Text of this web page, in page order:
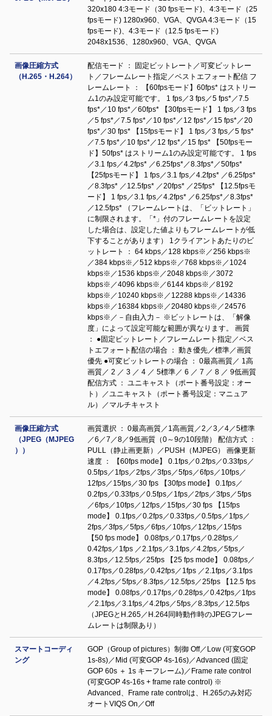
320x180 4:3モード（30 fpsモード)、4:3モード（25
fpsモード) 1280x960、VGA、QVGA 4:3モード（15
fpsモード)、4:3モード（12.5 fpsモード)
2048x1536、1280x960、VGA、QVGA
画像圧縮方式
（H.265・H.264）
配信モード ： 固定ビットレート／可変ビットレー
ト／フレームレート指定／ベストエフォート配信 フ
レームレート ： 【60fpsモード】60fps* はストリー
ム1のみ設定可能です。 1 fps／3 fps／5 fps*／7.5
fps*／10 fps*／60fps* 【30fpsモード】 1 fps／3 fps
／5 fps*／7.5 fps*／10 fps*／12 fps*／15 fps*／20
fps*／30 fps* 【15fpsモード】 1 fps／3 fps／5 fps*
／7.5 fps*／10 fps*／12 fps*／15 fps* 【50fpsモー
ド】50fps* はストリーム1のみ設定可能です。 1 fps
／3.1 fps／4.2fps* ／6.25fps*／8.3fps*／50fps*
【25fpsモード】 1 fps／3.1 fps／4.2fps* ／6.25fps*
／8.3fps* ／12.5fps* ／20fps* ／25fps* 【12.5fpsモ
ード】 1 fps／3.1 fps／4.2fps* ／6.25fps*／8.3fps*
／12.5fps* （フレームレートは、「ビットレート」
に制限されます。「*」付のフレームレートを設定
した場合は、設定した値よりもフレームレートが低
下することがあります） 1クライアントあたりのビ
ットレート ： 64 kbps／128 kbps※／256 kbps※
／384 kbps※／512 kbps※／768 kbps※／1024
kbps※／1536 kbps※／2048 kbps※／3072
kbps※／4096 kbps※／6144 kbps※／8192
kbps※／10240 kbps※／12288 kbps※／14336
kbps※／16384 kbps※／20480 kbps※／24576
kbps※／－自由入力－ ※ビットレートは、「解像
度」によって設定可能な範囲が異なります。 画質
： ●固定ビットレート／フレームレート指定／ベス
トエフォート配信の場合 ： 動き優先／標準／画質
優先 ●可変ビットレートの場合 ： 0最高画質／ 1高
画質／ 2 ／ 3 ／ 4 ／ 5標準／ 6 ／ 7 ／ 8 ／ 9低画質
配信方式 ： ユニキャスト（ポート番号設定：オー
ト）／ユニキャスト（ポート番号設定：マニュア
ル）／マルチキャスト
画像圧縮方式
（JPEG（MJPEG
））
画質選択 ： 0最高画質／1高画質／2／3／4／5標準
／6／7／8／9低画質（0～9の10段階） 配信方式 ：
PULL（静止画更新）／PUSH（MJPEG） 画像更新
速度 ： 【60fps mode】 0.1fps／0.2fps／0.33fps／
0.5fps／1fps／2fps／3fps／5fps／6fps／10fps／
12fps／15fps／30 fps 【30fps mode】 0.1fps／
0.2fps／0.33fps／0.5fps／1fps／2fps／3fps／5fps
／6fps／10fps／12fps／15fps／30 fps 【15fps
mode】 0.1fps／0.2fps／0.33fps／0.5fps／1fps／
2fps／3fps／5fps／6fps／10fps／12fps／15fps
【50 fps mode】 0.08fps／0.17fps／0.28fps／
0.42fps／1fps ／2.1fps／3.1fps／4.2fps／5fps／
8.3fps／12.5fps／25fps 【25 fps mode】 0.08fps／
0.17fps／0.28fps／0.42fps／1fps ／2.1fps／3.1fps
／4.2fps／5fps／8.3fps／12.5fps／25fps 【12.5 fps
mode】 0.08fps／0.17fps／0.28fps／0.42fps／1fps
／2.1fps／3.1fps／4.2fps／5fps／8.3fps／12.5fps
（JPEGとH.265／H.264同時動作時のJPEGフレー
ムレートは制限あり）
スマートコーディ
ング
GOP（Group of pictures）制御 Off／Low (可変GOP
1s-8s)／Mid (可変GOP 4s-16s)／Advanced (固定
GOP 60s ＋ 1s キーフレーム)／Frame rate control
(可変GOP 4s-16s + frame rate control) ※
Advanced、Frame rate controlは、H.265のみ対応
オートVIQS On／Off